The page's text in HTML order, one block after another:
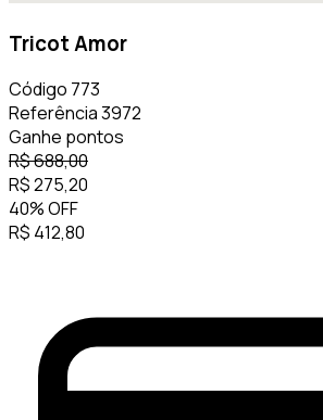
Tricot Amor
Código 773
Referência3972
Ganhe pontos
R$688,00
R$275,20
40%OFF
R$ 412,80